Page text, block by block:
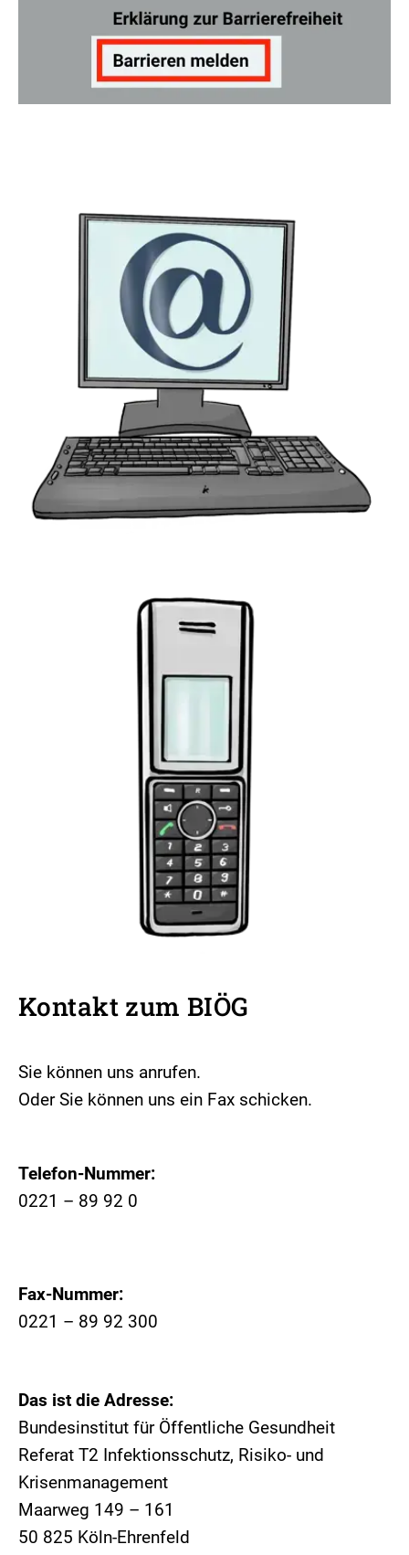
Kontakt zum BIÖG
Sie können uns anrufen.
Oder Sie können uns ein Fax schicken.
Telefon-Nummer:
0221 – 89 92 0
Fax-Nummer:
0221 – 89 92 300
Das ist die Adresse:
Bundesinstitut für Öffentliche Gesundheit
Referat T2 Infektionsschutz, Risiko- und
Krisenmanagement
Maarweg 149 – 161
50 825 Köln-Ehrenfeld